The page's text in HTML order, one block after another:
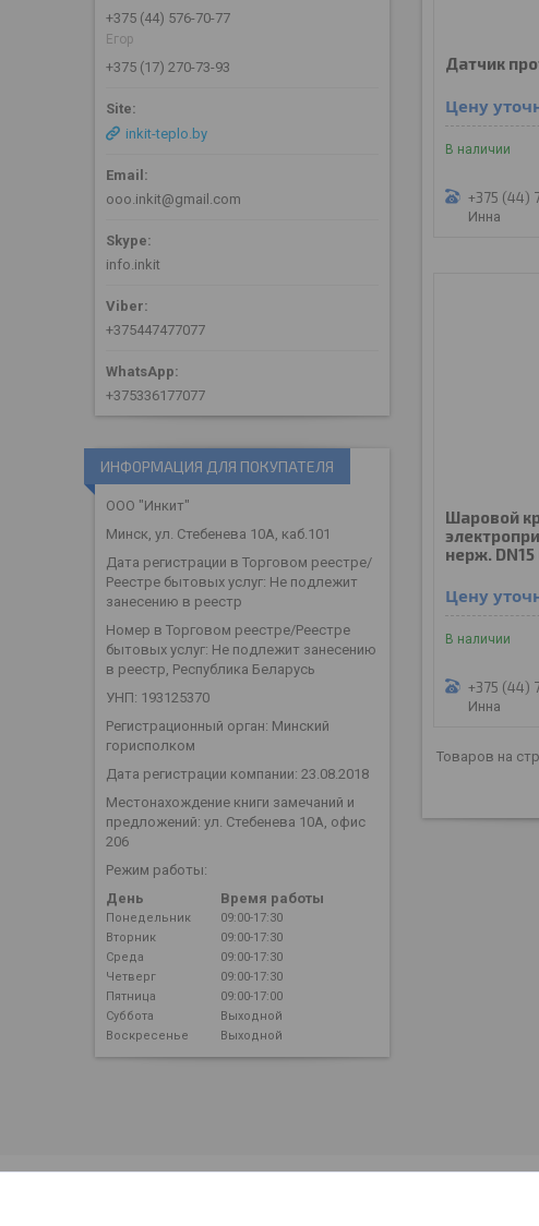
Датчик
Цену
В наличии
+375 (44)
Инна
Шаровой
нерж.
Цену
В наличии
+375 (44)
Инна
+375 (44) 576-70-77
Егор
+375 (17) 270-73-93
inkit-teplo.by
ooo.inkit@gmail.com
info.inkit
+375447477077
+375336177077
ИНФОРМАЦИЯ ДЛЯ ПОКУПАТЕЛЯ
ООО "Инкит"
Минск, ул. Стебенева 10А, каб.101
Дата регистрации в Торговом реестре/
Реестре бытовых услуг: Не подлежит
занесению в реестр
Номер в Торговом реестре/Реестре
бытовых услуг: Не подлежит занесению
в реестр, Республика Беларусь
УНП: 193125370
Регистрационный орган: Минский
горисполком
Дата регистрации компании: 23.08.2018
Местонахождение книги замечаний и
предложений: ул. Стебенева 10А, офис
206
Режим работы:
День
Время работы
Понедельник
09:00-17:30
Вторник
09:00-17:30
Среда
09:00-17:30
Четверг
09:00-17:30
Пятница
09:00-17:00
Суббота
Выходной
Воскресенье
Выходной